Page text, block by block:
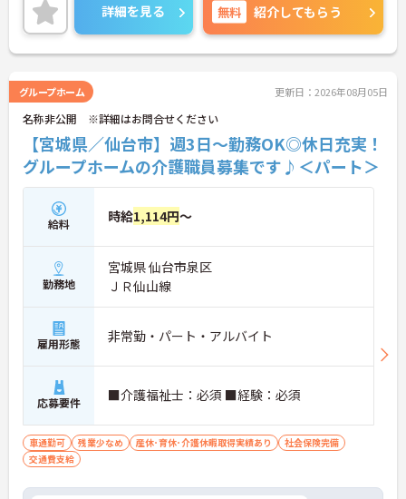
詳細を見る 無料 紹介してもらう
グループホーム 更新日：2026年08月05日
名称非公開 ※詳細はお問合せください
【宮城県／仙台市】週3日～勤務OK◎休日充実！
グループホームの介護職員募集です♪＜パート＞
給料 時給1,114円～
勤務地
宮城県 仙台市泉区
ＪＲ仙山線
雇用形態 非常勤・パート・アルバイト
応募要件 ■介護福祉士：必須 ■経験：必須
車通勤可 残業少なめ 産休･育休･介護休暇取得実績あり
社会保険完備
交通費支給